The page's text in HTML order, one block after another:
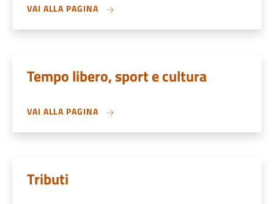
VAI ALLA PAGINA
Tempo libero, sport e cultura
VAI ALLA PAGINA
Tributi